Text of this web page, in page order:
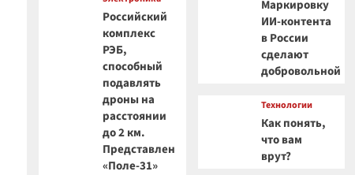
Российский
комплекс
РЭБ,
способный
подавлять
дроны на
расстоянии
до 2 км.
Представлен
«Поле-31»
Маркировку
ИИ-контента
в России
сделают
добровольной
Технологии
Как понять,
что вам
врут?